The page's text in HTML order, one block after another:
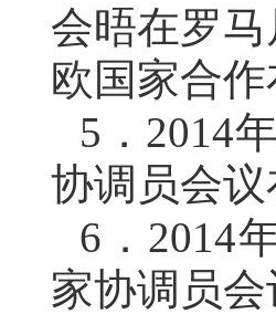
会晤在罗
欧国家合
5． 2014
协调员会
6． 2014
家协调员